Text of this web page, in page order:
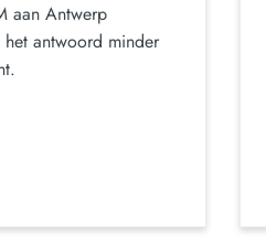
aan Antwerp
antwoord minder